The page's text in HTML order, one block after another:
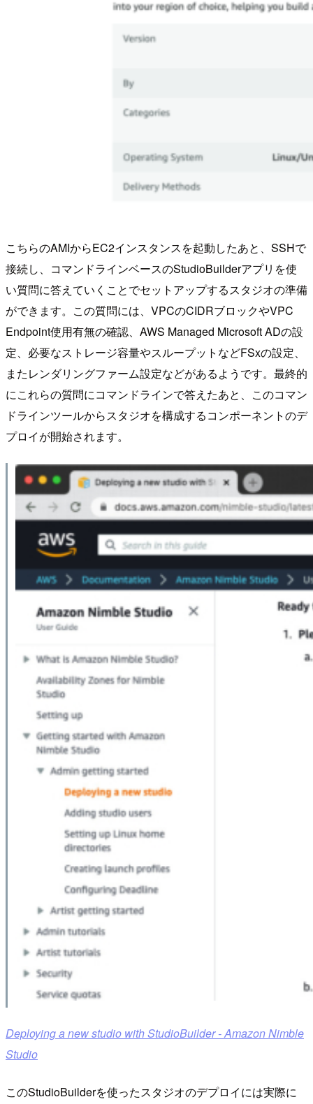
こちらのAMIからEC2インスタンスを起動したあと、SSHで
接続し、コマンドラインベースのStudioBuilderアプリを使
い質問に答えていくことでセットアップするスタジオの準備
ができます。この質問には、VPCのCIDRブロックやVPC
Endpoint使用有無の確認、AWS Managed Microsoft ADの設
定、必要なストレージ容量やスループットなどFSxの設定、
またレンダリングファーム設定などがあるようです。最終的
にこれらの質問にコマンドラインで答えたあと、このコマン
ドラインツールからスタジオを構成するコンポーネントのデ
プロイが開始されます。
Deploying a new studio with StudioBuilder - Amazon Nimble
Studio
このStudioBuilderを使ったスタジオのデプロイには実際に